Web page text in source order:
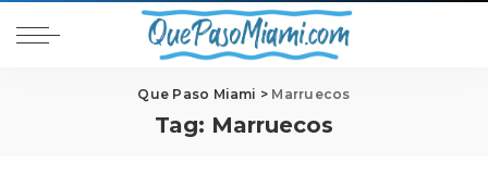
Que Paso Miami > Marruecos
Tag: Marruecos